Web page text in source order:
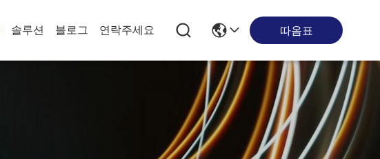
솔루션 블로그 연락주세요 따옴표